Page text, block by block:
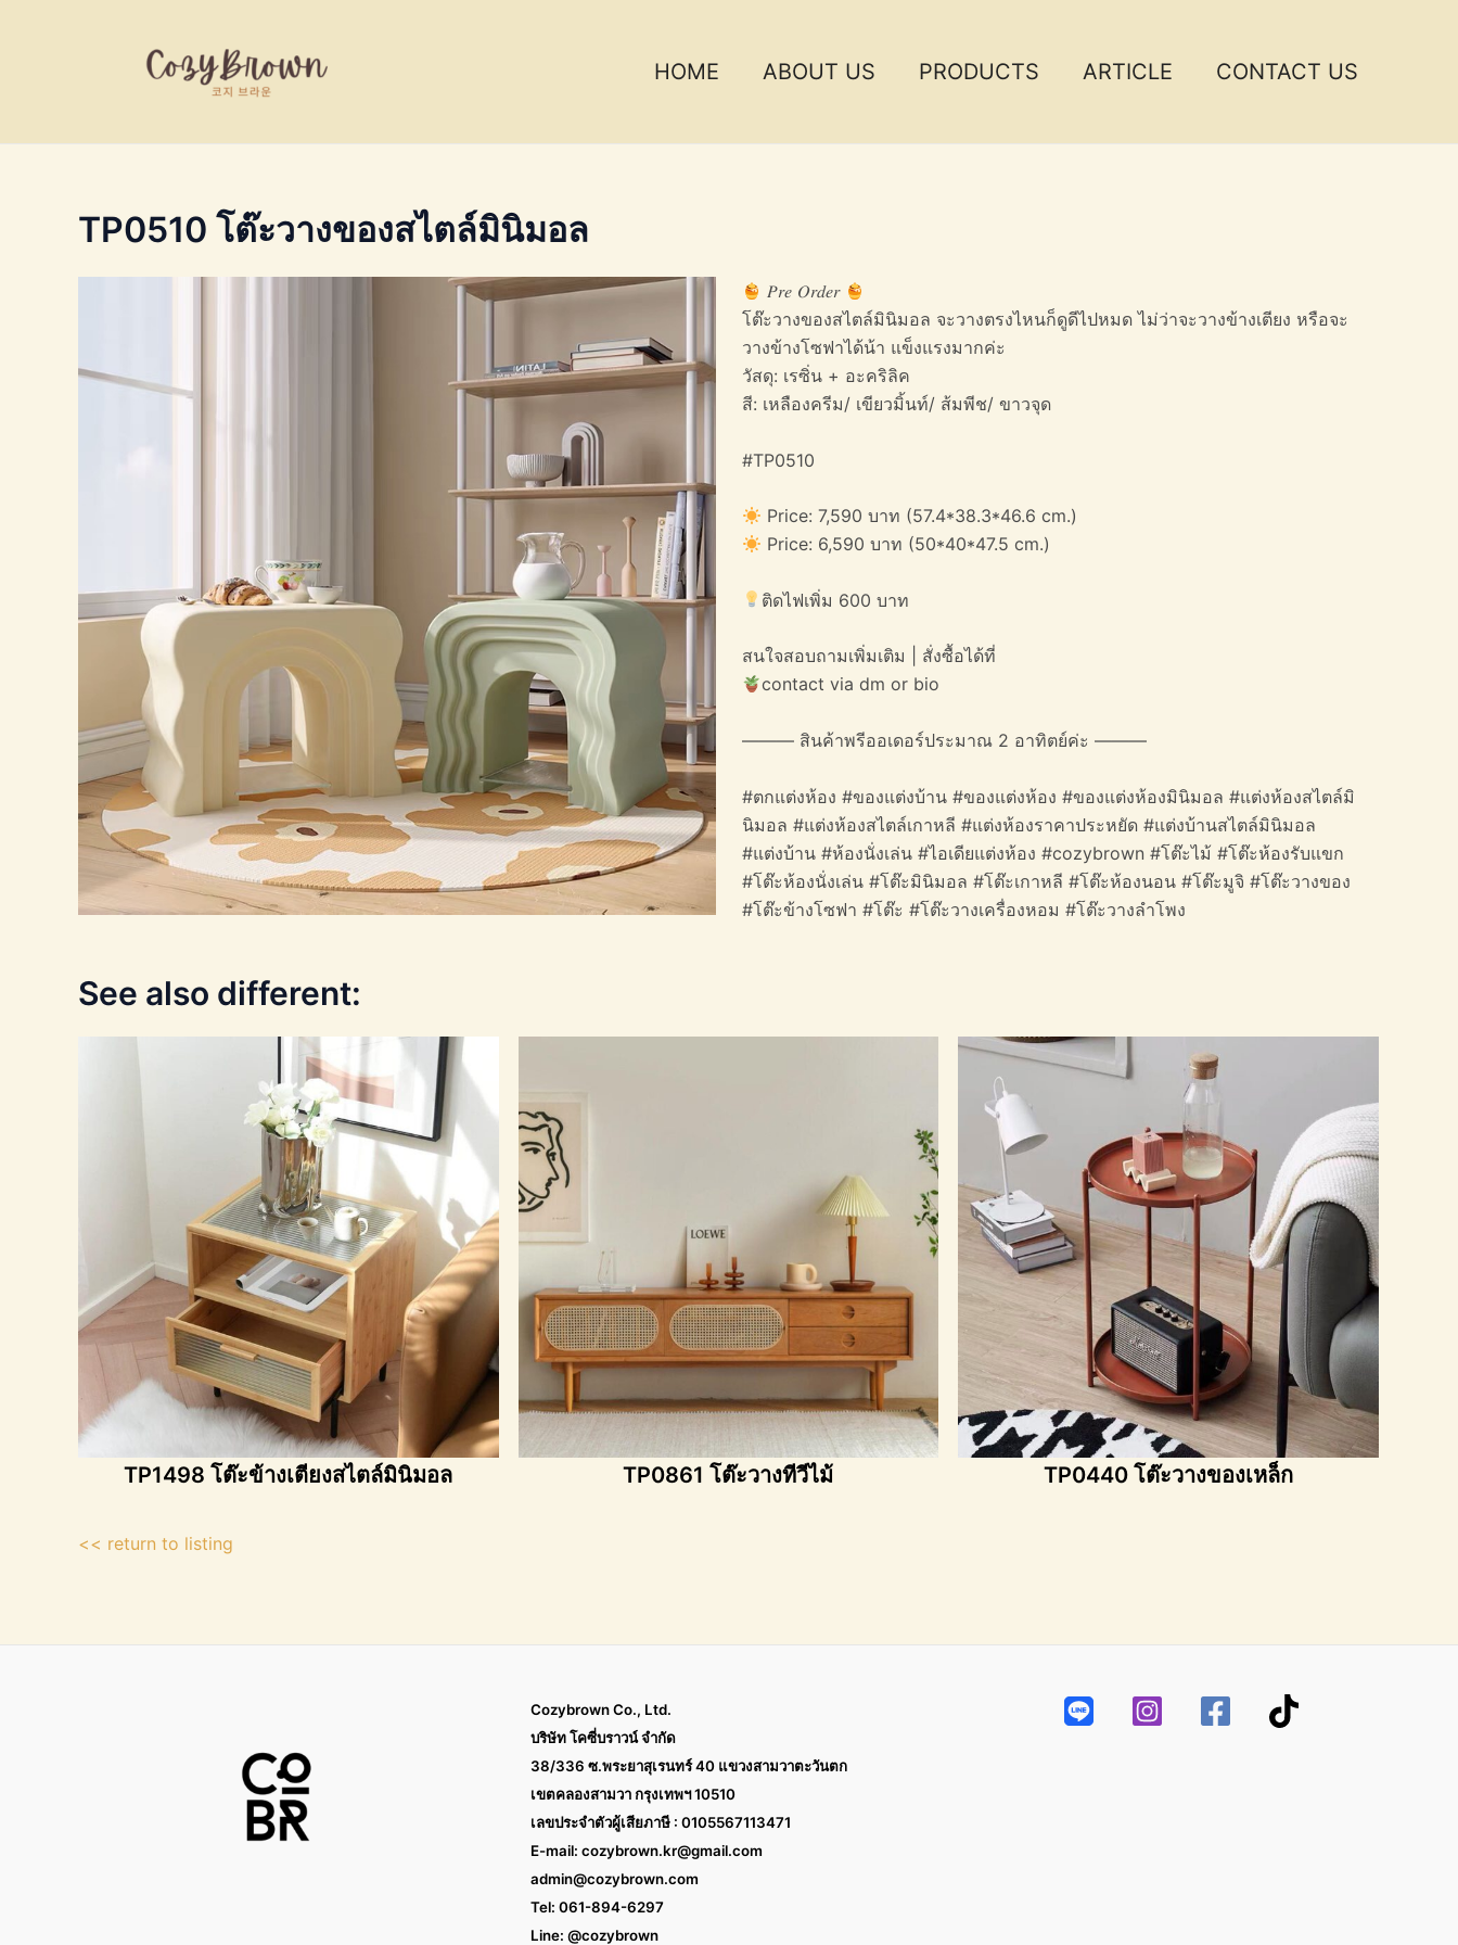
HOME ABOUT US PRODUCTS ARTICLE CONTACT US
TP0510 โต๊ะวางของสไตล์มินิมอล
𝑃𝑟𝑒 𝑂𝑟𝑑𝑒𝑟
โต๊ะวางของสไตล์มินิมอล จะวางตรงไหนก็ดูดีไปหมด ไม่ว่าจะวางข้างเตียง หรือจะ
วางข้างโซฟาได้น้า แข็งแรงมากค่ะ
วัสดุ: เรซิ่น + อะคริลิค
สี: เหลืองครีม/ เขียวมิ้นท์/ ส้มพีช/ ขาวจุด
#TP0510
Price: 7,590 บาท (57.4*38.3*46.6 cm.)
Price: 6,590 บาท (50*40*47.5 cm.)
ติดไฟเพิ่ม 600 บาท
สนใจสอบถามเพิ่มเติม | สั่งซื้อได้ที่
contact via dm or bio
——— สินค้าพรีออเดอร์ประมาณ 2 อาทิตย์ค่ะ ———
#ตกแต่งห้อง #ของแต่งบ้าน #ของแต่งห้อง #ของแต่งห้องมินิมอล #แต่งห้องสไตล์มิ
นิมอล #แต่งห้องสไตล์เกาหลี #แต่งห้องราคาประหยัด #แต่งบ้านสไตล์มินิมอล
#แต่งบ้าน #ห้องนั่งเล่น #ไอเดียแต่งห้อง #cozybrown #โต๊ะไม้ #โต๊ะห้องรับแขก
#โต๊ะห้องนั่งเล่น #โต๊ะมินิมอล #โต๊ะเกาหลี #โต๊ะห้องนอน #โต๊ะมูจิ #โต๊ะวางของ
#โต๊ะข้างโซฟา #โต๊ะ #โต๊ะวางเครื่องหอม #โต๊ะวางลำโพง
See also different:
TP1498 โต๊ะข้างเตียงสไตล์มินิมอล TP0861 โต๊ะวางทีวีไม้ TP0440 โต๊ะวางของเหล็ก
<< return to listing
Cozybrown Co., Ltd.
บริษัท โคซี่บราวน์ จำกัด
38/336 ซ.พระยาสุเรนทร์ 40 แขวงสามวาตะวันตก
เขตคลองสามวา กรุงเทพฯ 10510
เลขประจำตัวผู้เสียภาษี : 0105567113471
E-mail: cozybrown.kr@gmail.com
admin@cozybrown.com
Tel: 061-894-6297
Line: @cozybrown